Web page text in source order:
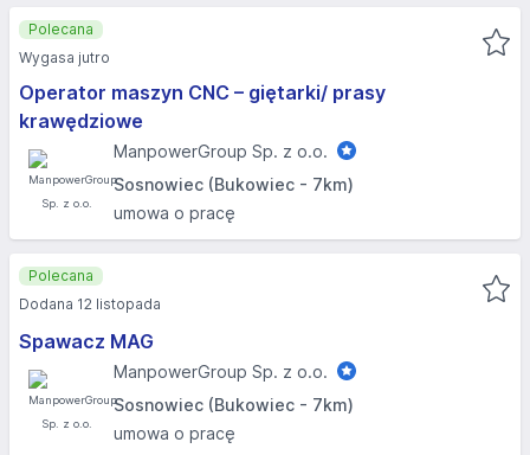
Operator maszyn CNC – giętarki/ prasy
krawędziowe
ManpowerGroup Sp. z o.o.
Sosnowiec (Bukowiec - 7km)
umowa o pracę
Polecana
Wygasa jutro
Spawacz MAG
ManpowerGroup Sp. z o.o.
Sosnowiec (Bukowiec - 7km)
umowa o pracę
Polecana
Dodana 12 listopada